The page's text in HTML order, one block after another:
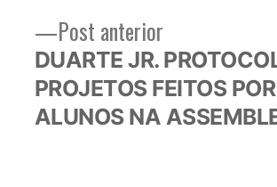
Post anteriorPost
anterior:
DUARTE JR.
PROJETOS FEITOS
ALUNOS NA